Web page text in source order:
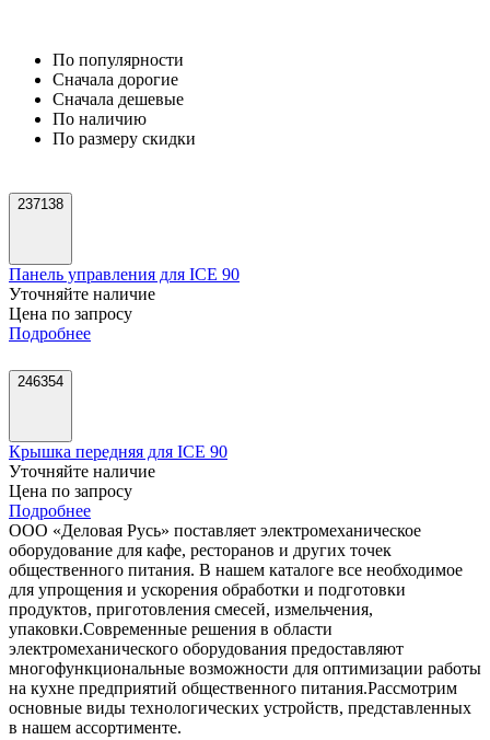
По популярности
Cначала дорогие
Cначала дешевые
По наличию
По размеру скидки
237138
Панель управления для ICE 90
Уточняйте наличие
Цена по запросу
Подробнее
246354
Крышка передняя для ICE 90
Уточняйте наличие
Цена по запросу
Подробнее
ООО «Деловая Русь» поставляет электромеханическое
оборудование для кафе, ресторанов и других точек
общественного питания. В нашем каталоге все необходимое
для упрощения и ускорения обработки и подготовки
продуктов, приготовления смесей, измельчения,
упаковки.Современные решения в области
электромеханического оборудования предоставляют
многофункциональные возможности для оптимизации работы
на кухне предприятий общественного питания.Рассмотрим
основные виды технологических устройств, представленных
в нашем ассортименте.